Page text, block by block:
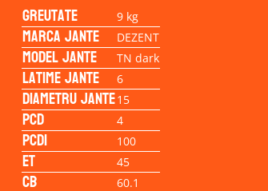
Greutate 9 kg
Marca jante DEZENT
Model jante TN dark
Latime jante 6
Diametru jante15
PCD 4
PCD1 100
ET 45
CB 60.1